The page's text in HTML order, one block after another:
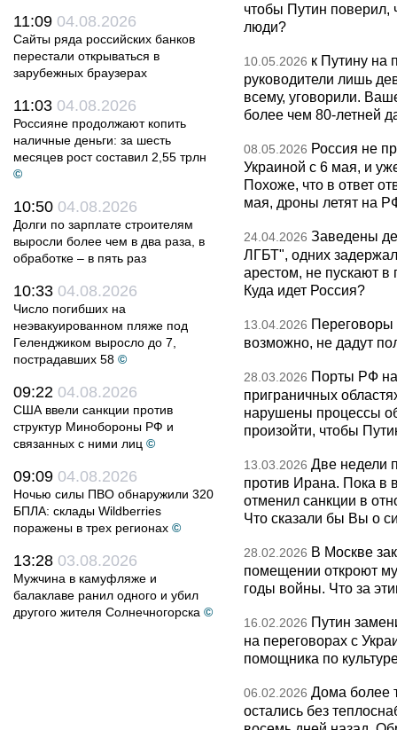
11:09 04.08.2026
Сайты ряда российских банков
перестали открываться в
зарубежных браузерах
11:03 04.08.2026
Россияне продолжают копить
наличные деньги: за шесть
месяцев рост составил 2,55 трлн
©
10:50 04.08.2026
Долги по зарплате строителям
выросли более чем в два раза, в
обработке – в пять раз
10:33 04.08.2026
Число погибших на
неэвакуированном пляже под
Геленджиком выросло до 7,
пострадавших 58 ©
09:22 04.08.2026
США ввели санкции против
структур Минобороны РФ и
связанных с ними лиц ©
09:09 04.08.2026
Ночью силы ПВО обнаружили 320
БПЛА: склады Wildberries
поражены в трех регионах ©
13:28 03.08.2026
Мужчина в камуфляже и
балаклаве ранил одного и убил
другого жителя Солнечногорска ©
чтобы Путин поверил,
люди?
10.05.2026 к Путину на
руководители лишь
всему, уговорили.
более чем 80-летней
08.05.2026 Россия не
Украиной с 6 мая, и
Похоже, что в ответ
мая, дроны летят на
24.04.2026 Заведены
ЛГБТ", одних
арестом, не пускают
Куда идет Россия?
13.04.2026
возможно, не дадут
28.03.2026 Порты РФ
приграничных
нарушены процессы
произойти, чтобы
13.03.2026 Две недели
против Ирана. Пока в
отменил санкции в
Что сказали бы Вы о
28.02.2026 В Москве
помещении откроют
годы войны. Что за
16.02.2026 Путин
на переговорах с
помощника по
06.02.2026 Дома более
остались без